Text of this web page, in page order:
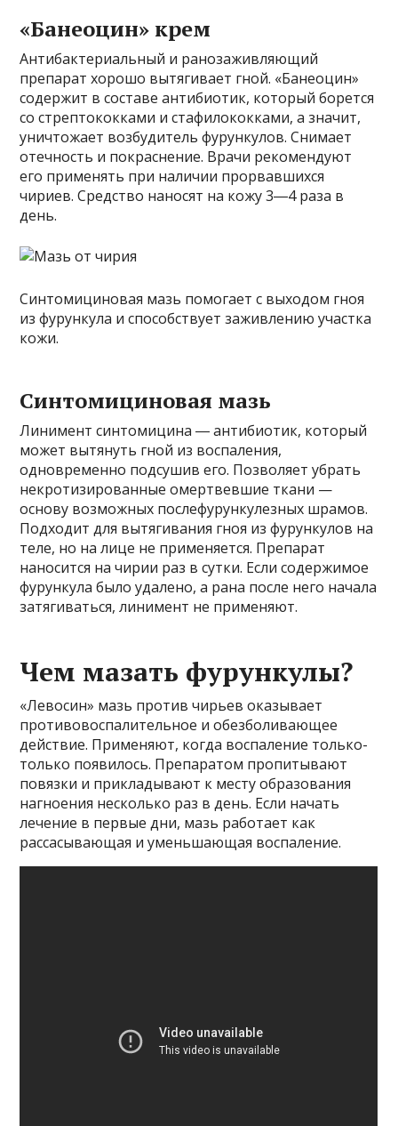
«Банеоцин» крем
Антибактериальный и ранозаживляющий
препарат хорошо вытягивает гной. «Банеоцин»
содержит в составе антибиотик, который борется
со стрептококками и стафилококками, а значит,
уничтожает возбудитель фурункулов. Снимает
отечность и покраснение. Врачи рекомендуют
его применять при наличии прорвавшихся
чириев. Средство наносят на кожу 3―4 раза в
день.
Синтомициновая мазь помогает с выходом гноя
из фурункула и способствует заживлению участка
кожи.
Синтомициновая мазь
Линимент синтомицина ― антибиотик, который
может вытянуть гной из воспаления,
одновременно подсушив его. Позволяет убрать
некротизированные омертвевшие ткани —
основу возможных послефурункулезных шрамов.
Подходит для вытягивания гноя из фурункулов на
теле, но на лице не применяется. Препарат
наносится на чирии раз в сутки. Если содержимое
фурункула было удалено, а рана после него начала
затягиваться, линимент не применяют.
Чем мазать фурункулы?
«Левосин» мазь против чирьев оказывает
противовоспалительное и обезболивающее
действие. Применяют, когда воспаление только-
только появилось. Препаратом пропитывают
повязки и прикладывают к месту образования
нагноения несколько раз в день. Если начать
лечение в первые дни, мазь работает как
рассасывающая и уменьшающая воспаление.